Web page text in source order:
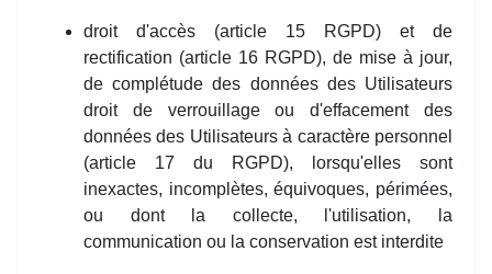
droit d'accès (article 15 RGPD) et de
rectification (article 16 RGPD), de mise à jour,
de complétude des données des Utilisateurs
droit de verrouillage ou d'effacement des
données des Utilisateurs à caractère personnel
(article 17 du RGPD), lorsqu'elles sont
inexactes, incomplètes, équivoques, périmées,
ou dont la collecte, l'utilisation, la
communication ou la conservation est interdite